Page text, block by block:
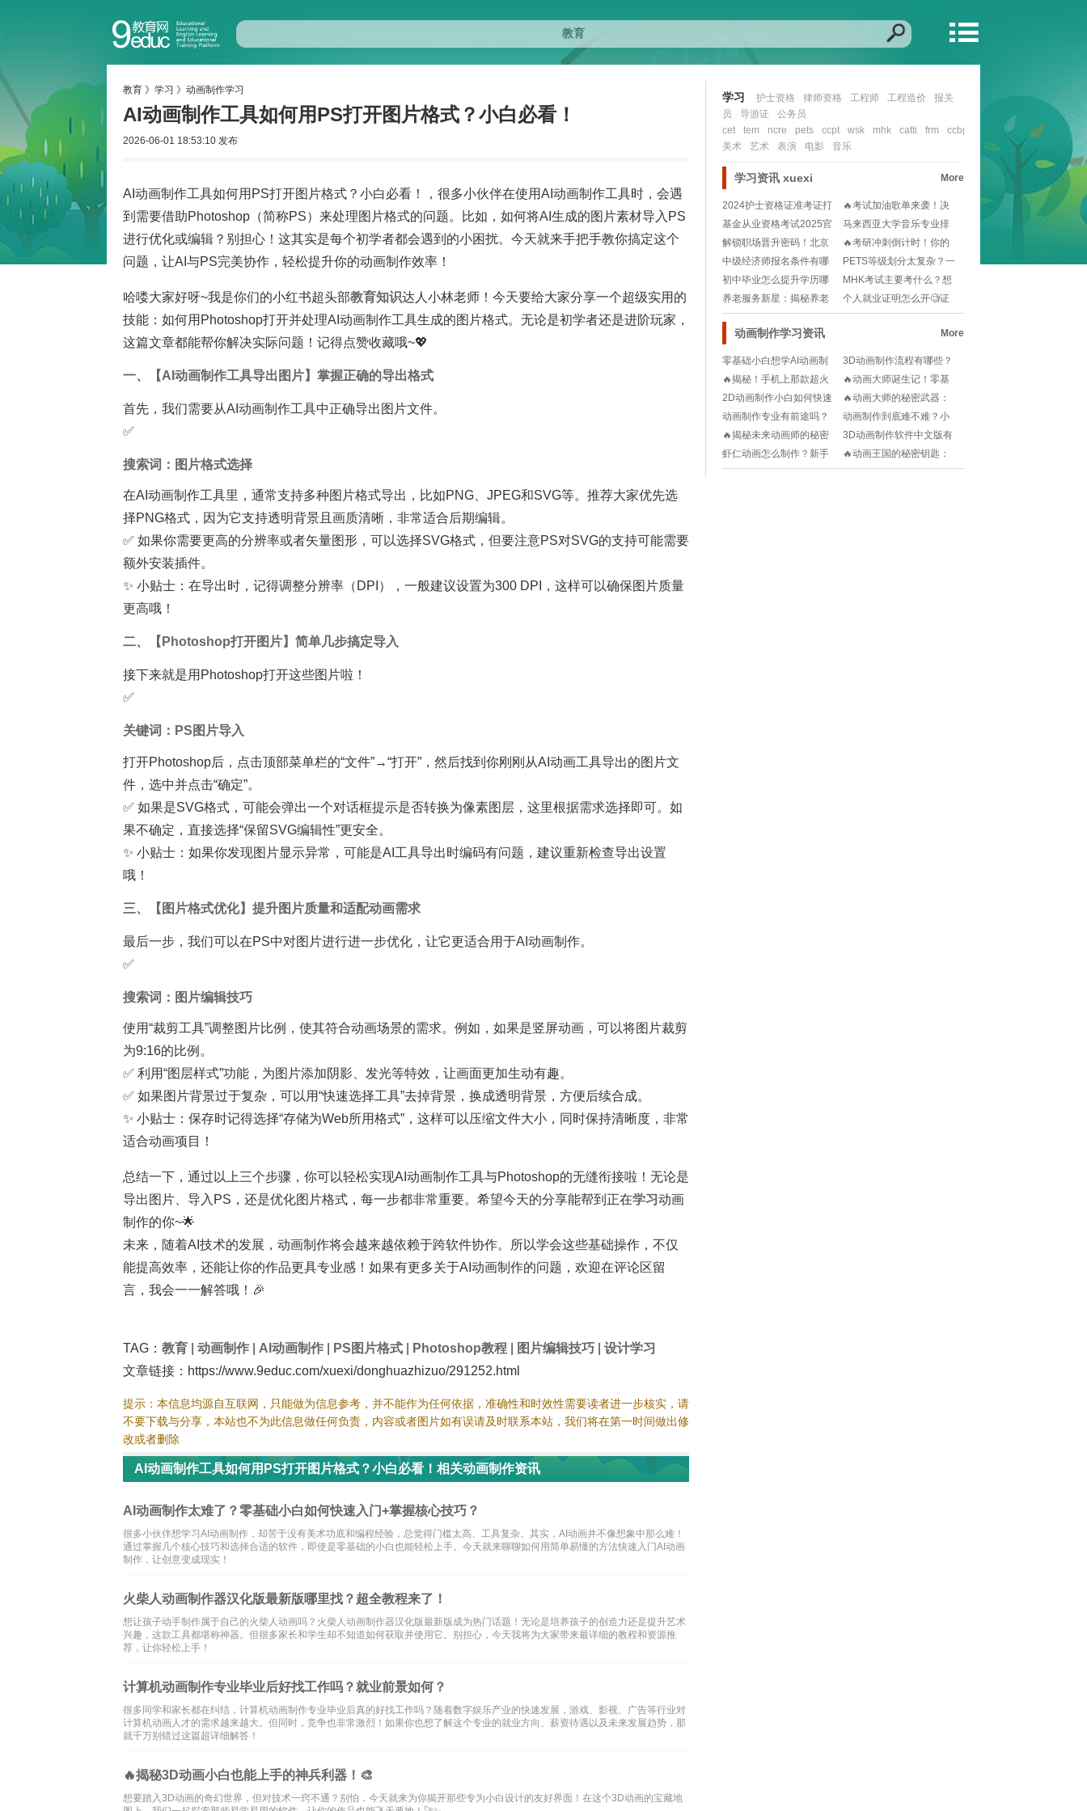
教育 》 学习 》 动画制作学习
AI动画制作工具如何用PS打开图片格式？小白必看！
2026-06-01 18:53:10 发布
AI动画制作工具如何用PS打开图片格式？小白必看！，很多小伙伴在使用AI动画制作工具时，会遇
到需要借助Photoshop（简称PS）来处理图片格式的问题。比如，如何将AI生成的图片素材导入PS
进行优化或编辑？别担心！这其实是每个初学者都会遇到的小困扰。今天就来手把手教你搞定这个
问题，让AI与PS完美协作，轻松提升你的动画制作效率！
哈喽大家好呀~我是你们的小红书超头部教育知识达人小林老师！今天要给大家分享一个超级实用的
技能：如何用Photoshop打开并处理AI动画制作工具生成的图片格式。无论是初学者还是进阶玩家，
这篇文章都能帮你解决实际问题！记得点赞收藏哦~💖
一、【AI动画制作工具导出图片】掌握正确的导出格式
首先，我们需要从AI动画制作工具中正确导出图片文件。
✅
搜索词：图片格式选择
在AI动画制作工具里，通常支持多种图片格式导出，比如PNG、JPEG和SVG等。推荐大家优先选
择PNG格式，因为它支持透明背景且画质清晰，非常适合后期编辑。
✅ 如果你需要更高的分辨率或者矢量图形，可以选择SVG格式，但要注意PS对SVG的支持可能需要
额外安装插件。
✨ 小贴士：在导出时，记得调整分辨率（DPI），一般建议设置为300 DPI，这样可以确保图片质量
更高哦！
二、【Photoshop打开图片】简单几步搞定导入
接下来就是用Photoshop打开这些图片啦！
✅
关键词：PS图片导入
打开Photoshop后，点击顶部菜单栏的“文件”→“打开”，然后找到你刚刚从AI动画工具导出的图片文
件，选中并点击“确定”。
✅ 如果是SVG格式，可能会弹出一个对话框提示是否转换为像素图层，这里根据需求选择即可。如
果不确定，直接选择“保留SVG编辑性”更安全。
✨ 小贴士：如果你发现图片显示异常，可能是AI工具导出时编码有问题，建议重新检查导出设置
哦！
三、【图片格式优化】提升图片质量和适配动画需求
最后一步，我们可以在PS中对图片进行进一步优化，让它更适合用于AI动画制作。
✅
搜索词：图片编辑技巧
使用“裁剪工具”调整图片比例，使其符合动画场景的需求。例如，如果是竖屏动画，可以将图片裁剪
为9:16的比例。
✅ 利用“图层样式”功能，为图片添加阴影、发光等特效，让画面更加生动有趣。
✅ 如果图片背景过于复杂，可以用“快速选择工具”去掉背景，换成透明背景，方便后续合成。
✨ 小贴士：保存时记得选择“存储为Web所用格式”，这样可以压缩文件大小，同时保持清晰度，非常
适合动画项目！
总结一下，通过以上三个步骤，你可以轻松实现AI动画制作工具与Photoshop的无缝衔接啦！无论是
导出图片、导入PS，还是优化图片格式，每一步都非常重要。希望今天的分享能帮到正在学习动画
制作的你~🌟
未来，随着AI技术的发展，动画制作将会越来越依赖于跨软件协作。所以学会这些基础操作，不仅
能提高效率，还能让你的作品更具专业感！如果有更多关于AI动画制作的问题，欢迎在评论区留
言，我会一一解答哦！🎉
TAG： 教育 动画制作 AI动画制作 PS图片格式 Photoshop教程 图片编辑技巧
设计学习
文章链接：https://www.9educ.com/xuexi/donghuazhizuo/291252.html
提示：本信息均源自互联网，只能做为信息参考，并不能作为任何依据，准确性和时效性需要读者进一步核实，请
不要下载与分享，本站也不为此信息做任何负责，内容或者图片如有误请及时联系本站，我们将在第一时间做出修
改或者删除
AI动画制作工具如何用PS打开图片格式？小白必看！相关动画制作资讯
AI动画制作太难了？零基础小白如何快速入门+掌握核心技巧？
很多小伙伴想学习AI动画制作，却苦于没有美术功底和编程经验，总觉得门槛太高、工具复杂。其实，AI动画并不像想象中那么难！
通过掌握几个核心技巧和选择合适的软件，即使是零基础的小白也能轻松上手。今天就来聊聊如何用简单易懂的方法快速入门AI动画
制作，让创意变成现实！
火柴人动画制作器汉化版最新版哪里找？超全教程来了！
想让孩子动手制作属于自己的火柴人动画吗？火柴人动画制作器汉化版最新版成为热门话题！无论是培养孩子的创造力还是提升艺术
兴趣，这款工具都堪称神器。但很多家长和学生却不知道如何获取并使用它。别担心，今天我将为大家带来最详细的教程和资源推
荐，让你轻松上手！
计算机动画制作专业毕业后好找工作吗？就业前景如何？
很多同学和家长都在纠结，计算机动画制作专业毕业后真的好找工作吗？随着数字娱乐产业的快速发展，游戏、影视、广告等行业对
计算机动画人才的需求越来越大。但同时，竞争也非常激烈！如果你也想了解这个专业的就业方向、薪资待遇以及未来发展趋势，那
就千万别错过这篇超详细解答！
🔥揭秘3D动画小白也能上手的神兵利器！🎨
想要踏入3D动画的奇幻世界，但对技术一窍不通？别怕，今天就来为你揭开那些专为小白设计的友好界面！在这个3D动画的宝藏地
学习 护士资格 律师资格 工程师 工程造价
报关
员
导游证
公务员
cet
tem ncre pets ccpt wsk mhk catti frm ccbp nit ccie ocp
美术
艺术 表演 电影 音乐
学习资讯 xuexi More
2024护士资格证准考证打
印入口在哪？如
🔥考试加油歌单来袭！决
战考场，励志曲目助
基金从业资格考试2025官
网报名流程？小
马来西亚大学音乐专业排
名如何？想留学选校
解锁职场晋升密码！北京
人力资源管理师报考
🔥考研冲刺倒计时！你的
2025备考时间规
中级经济师报名条件有哪
些？工作年限怎么算
PETS等级划分太复杂？一
文读懂考试难度
初中毕业怎么提升学历哪
个简单🧐快速提升学
MHK考试主要考什么？想
拿高分必看的备考
养老服务新星：揭秘养老
护理员的温馨守护者
个人就业证明怎么开🧐证
件齐全才能安心求职
动画制作学习资讯 More
零基础小白想学AI动画制
作？有哪些简单易上手的
入门教程推荐？
3D动画制作流程有哪些？
小白如何快速入门+精通？
🔥揭秘！手机上那款超火
的MC动画创作神器💡
🔥动画大师诞生记！零基
础自学动画制作全攻略🎨
2D动画制作小白如何快速
上手？求靠谱教程网站推
荐！
🔥动画大师的秘密武器：
2024年度电脑动画制作软
件Top5🔥
动画制作专业有前途吗？
未来就业方向有哪些？
动画制作到底难不难？小
白如何快速入门+掌握核心
技能？
🔥揭秘未来动画师的秘密
武器：AI动画制作神器在哪
里？🔍
3D动画制作软件中文版有
哪些好用的？小白也能快
速上手！
虾仁动画怎么制作？新手
小白也能快速上手的教程
🔥动画王国的秘密钥匙：
秀展网动画制作指南!